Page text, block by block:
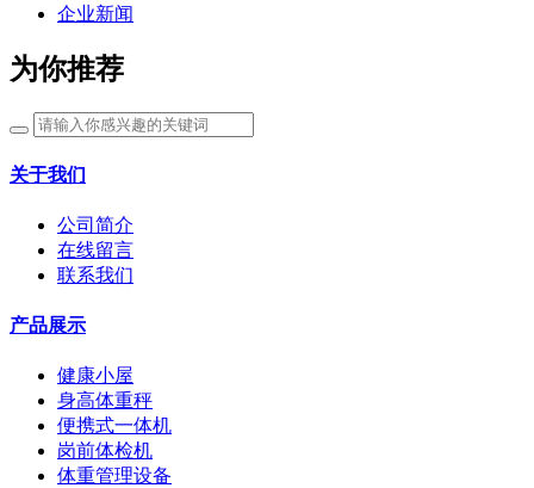
企业新闻
为你推荐
关于我们
公司简介
在线留言
联系我们
产品展示
健康小屋
身高体重秤
便携式一体机
岗前体检机
体重管理设备